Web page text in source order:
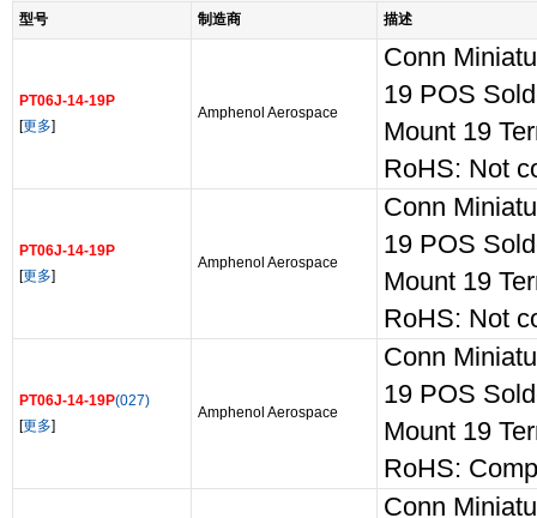
型号 制造商 描述
PT06J-14-19P
[更多]
Amphenol Aerospace
Conn
19 POS
Mount 19
RoHS: Not
PT06J-14-19P
[更多]
Amphenol Aerospace
Conn
19 POS
Mount 19
RoHS: Not
PT06J-14-19P(027)
[更多]
Amphenol Aerospace
Conn
19 POS
Mount 19
RoHS:
Conn